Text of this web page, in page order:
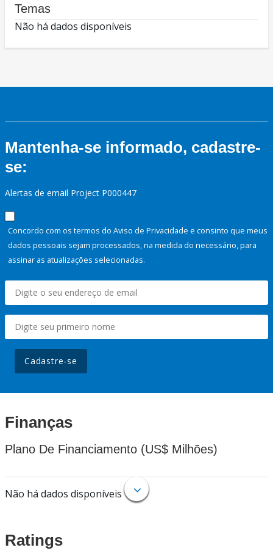
Temas
Não há dados disponíveis
Mantenha-se informado, cadastre-
se:
Alertas de email Project P000447
Concordo com os termos do Aviso de Privacidade e consinto que meus
dados pessoais sejam processados, na medida do necessário, para
assinar as atualizações selecionadas.
Cadastre-se
Finanças
Plano De Financiamento (US$ Milhões)
Não há dados disponíveis
Ratings